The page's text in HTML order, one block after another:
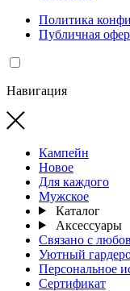
Политика
Публичная
Навигация
Кампейн
Новое
Для каждого
Мужское
Каталог
Аксессуары
Связано с
Уютный
Персональное
Сертификат